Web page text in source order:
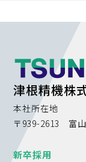
津根精機株
本社所在地
〒939-2613 富
新卒採用